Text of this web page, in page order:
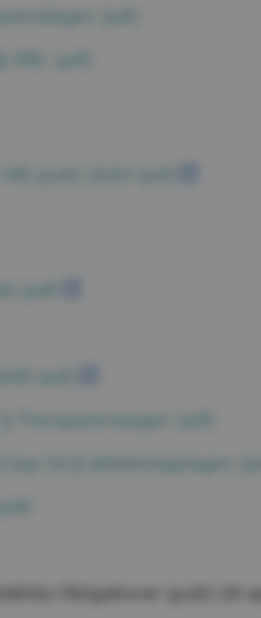
(pdf)
(pdf)
(publ) 2020 (pdf)
(pdf)
(pdf)
(pdf)
54 § aktiebolagslagen
Obligationer (publ) 28